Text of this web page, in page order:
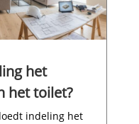
het
het toilet?
indeling het